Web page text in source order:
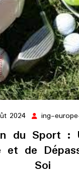
2024 03
août
2024
ing-
du Sport :
et de
Soi